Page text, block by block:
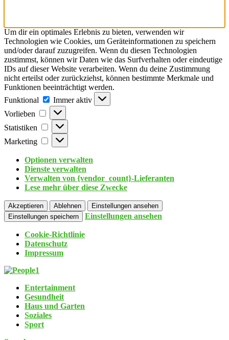
Um dir ein optimales Erlebnis zu bieten, verwenden wir
Technologien wie Cookies, um Geräteinformationen zu speichern
und/oder darauf zuzugreifen. Wenn du diesen Technologien
zustimmst, können wir Daten wie das Surfverhalten oder eindeutige
IDs auf dieser Website verarbeiten. Wenn du deine Zustimmung
nicht erteilst oder zurückziehst, können bestimmte Merkmale und
Funktionen beeinträchtigt werden.
Funktional
Immer aktiv
Vorlieben
Statistiken
Marketing
Optionen verwalten
Dienste verwalten
Verwalten von {vendor_count}-Lieferanten
Lese mehr über diese Zwecke
Akzeptieren Ablehnen
Einstellungen ansehen
Einstellungen speichern
Einstellungen ansehen
Cookie-Richtlinie
Datenschutz
Impressum
Entertainment
Gesundheit
Haus und Garten
Soziales
Sport